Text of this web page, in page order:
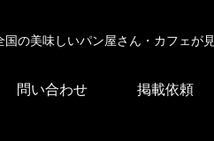
の美味しいパン屋さん・カフェが
問い合わせ 掲載依頼